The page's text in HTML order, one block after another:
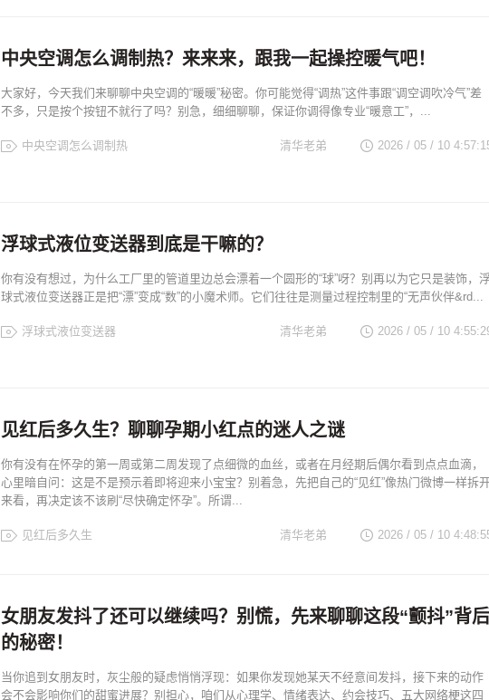
中央空调怎么调制热？来来来，跟我一起操控暖气吧！
大家好，今天我们来聊聊中央空调的“暖暖”秘密。你可能觉得“调热”这件事跟“调空调吹冷气”差
不多，只是按个按钮不就行了吗？别急，细细聊聊，保证你调得像专业“暖意工”，...
中央空调怎么调制热 2026 / 05 / 10
清华老弟
浮球式液位变送器到底是干嘛的？
你有没有想过，为什么工厂里的管道里边总会漂着一个圆形的“球”呀？别再以为它只是装饰，浮
球式液位变送器正是把“漂”变成“数”的小魔术师。它们往往是测量过程控制里的“无声伙伴&rd...
浮球式液位变送器 2026 / 05 / 10
清华老弟
见红后多久生？聊聊孕期小红点的迷人之谜
你有没有在怀孕的第一周或第二周发现了点细微的血丝，或者在月经期后偶尔看到点点血滴，
心里暗自问：这是不是预示着即将迎来小宝宝？别着急，先把自己的“见红”像热门微博一样拆
来看，再决定该不该刷“尽快确定怀孕”。所谓...
见红后多久生 2026 / 05 / 10
清华老弟
女朋友发抖了还可以继续吗？别慌，先来聊聊这段“颤抖”背后
的秘密！
当你追到女朋友时，灰尘般的疑虑悄悄浮现：如果你发现她某天不经意间发抖，接下来的动作
会不会影响你们的甜蜜进展？别担心，咱们从心理学、情绪表达、约会技巧、五大网络梗这四